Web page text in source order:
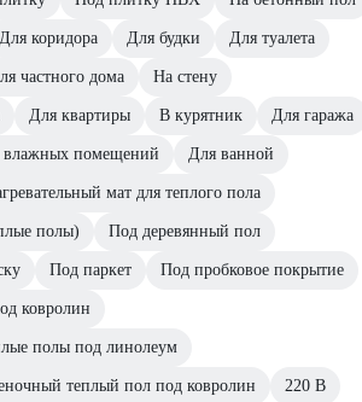
Для коридора Для будки Для туалета
частного дома На стену
Для квартиры В курятник Для гаража
влажных помещений Для ванной
мат для теплого пола
полы) Под деревянный пол
Под паркет Под пробковое покрытие
ковролин
полы под линолеум
теплый пол под ковролин 220 В